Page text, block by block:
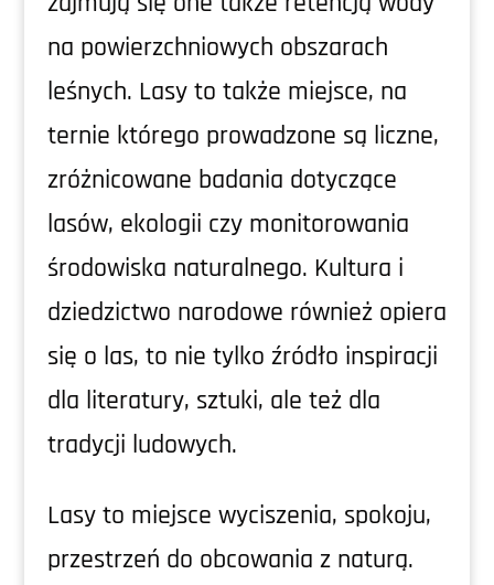
na powierzchniowych obszarach
leśnych. Lasy to także miejsce, na
ternie którego prowadzone są liczne,
zróżnicowane badania dotyczące
lasów, ekologii czy monitorowania
środowiska naturalnego. Kultura i
dziedzictwo narodowe również opiera
się o las, to nie tylko źródło inspiracji
dla literatury, sztuki, ale też dla
tradycji ludowych.
Lasy to miejsce wyciszenia, spokoju,
przestrzeń do obcowania z naturą.